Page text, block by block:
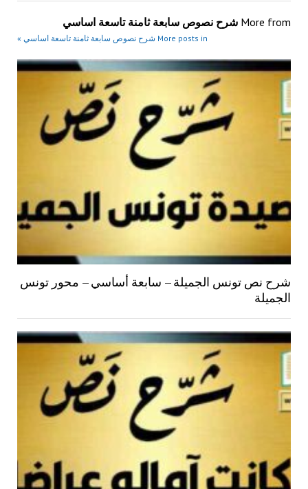
More from شرح نصوص سابعة ثامنة تاسعة اساسي
More posts in شرح نصوص سابعة ثامنة تاسعة اساسي »
شرح نص تونس الجميلة – سابعة أساسي – محور تونس
الجميلة